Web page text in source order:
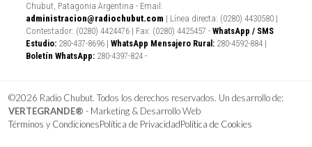
Chubut, Patagonia Argentina - Email:
administracion@radiochubut.com | Línea directa: (0280) 4430580 |
Contestador: (0280) 4424476 | Fax: (0280) 4425457 - WhatsApp / SMS
Estudio: 280-437-8696 | WhatsApp Mensajero Rural: 280-4592-884 |
Boletín WhatsApp: 280-4397-824 -
©2026 Radio Chubut. Todos los derechos reservados. Un desarrollo de:
VERTEGRANDE® - Marketing & Desarrollo Web
Términos y CondicionesPolítica de PrivacidadPolítica de Cookies